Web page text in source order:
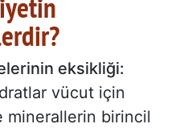
eksikliği:
vücut için
minerallerin birincil